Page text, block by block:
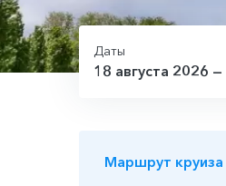
Даты
18 августа 2026
Маршрут круиза